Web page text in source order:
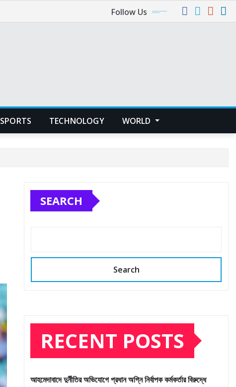
Follow Us
SPORTS TECHNOLOGY WORLD
SEARCH
Search
RECENT POSTS
আহমেদাবাদে দুর্নীতির অভিযোগে প্রধান অগ্নি নির্বাপক কর্মকর্তার বিরুদ্ধে